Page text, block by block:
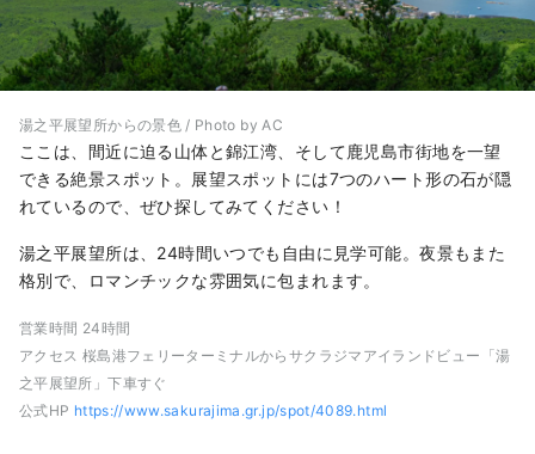
湯之平展望所からの景色 / Photo by AC
ここは、間近に迫る山体と錦江湾、そして鹿児島市街地を一望
できる絶景スポット。展望スポットには7つのハート形の石が隠
れているので、ぜひ探してみてください！
湯之平展望所は、24時間いつでも自由に見学可能。夜景もまた
格別で、ロマンチックな雰囲気に包まれます。
営業時間 24時間
アクセス 桜島港フェリーターミナルからサクラジマアイランドビュー「湯
之平展望所」下車すぐ
公式HP https://www.sakurajima.gr.jp/spot/4089.html